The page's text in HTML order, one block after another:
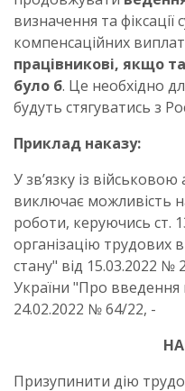
визначення та фіксації
компенсаційних
працівникові, якщо
було б. Це необхідно
будуть стягуватись з
Приклад наказу:
У зв’язку із
виключає можливість
роботи, керуючись ст.
організацію трудових
стану" від 15.03.2022 №
України "Про введення
24.02.2022 № 64/22, -
Призупинити дію